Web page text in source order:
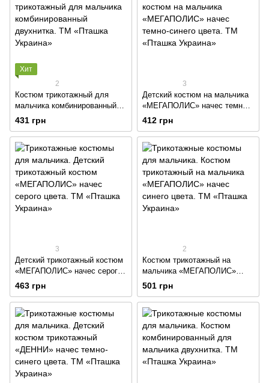
Хит
2
Костюм трикотажный для
мальчика комбинированный
двухнитка
431 грн
3
Детский костюм на мальчика
«МЕГАПОЛИС» начес темно-
синего цвета
412 грн
3
Детский трикотажный костюм
«МЕГАПОЛИС» начес серого
цвета
463 грн
2
Костюм трикотажный на
мальчика «МЕГАПОЛИС»
начес синего цвета
501 грн